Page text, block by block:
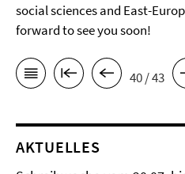
social sciences and East-
forward to see you soon!
40 / 43
AKTUELLES